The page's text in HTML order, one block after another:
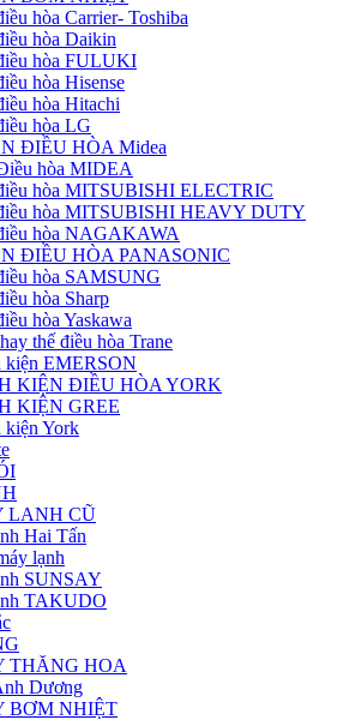
hòa Carrier- Toshiba
hòa Daikin
hòa FULUKI
hòa Hisense
hòa Hitachi
hòa LG
ĐIỀU HÒA Midea
hòa MIDEA
hòa MITSUBISHI ELECTRIC
hòa MITSUBISHI HEAVY DUTY
hòa NAGAKAWA
ĐIỀU HÒA PANASONIC
hòa SAMSUNG
hòa Sharp
hòa Yaskawa
thế điều hòa Trane
kiện EMERSON
KIỆN ĐIỀU HÒA YORK
KIỆN GREE
kiện York
LANH CŨ
Hai Tấn
lạnh
SUNSAY
TAKUDO
THĂNG HOA
Dương
BƠM NHIỆT